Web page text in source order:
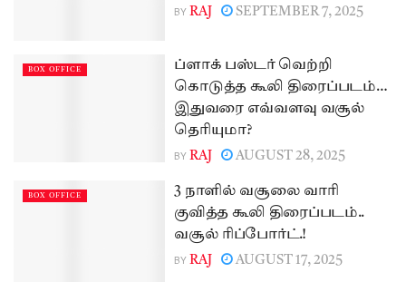
BY RAJ SEPTEMBER 7, 2025
BOX OFFICE
ப்ளாக் பஸ்டர் வெற்றி
கொடுத்த கூலி திரைப்படம்…
இதுவரை எவ்வளவு வசூல்
தெரியுமா?
BY RAJ AUGUST 28, 2025
BOX OFFICE
3 நாளில் வசூலை வாரி
குவித்த கூலி திரைப்படம்..
வசூல் ரிப்போர்ட்.!
BY RAJ AUGUST 17, 2025